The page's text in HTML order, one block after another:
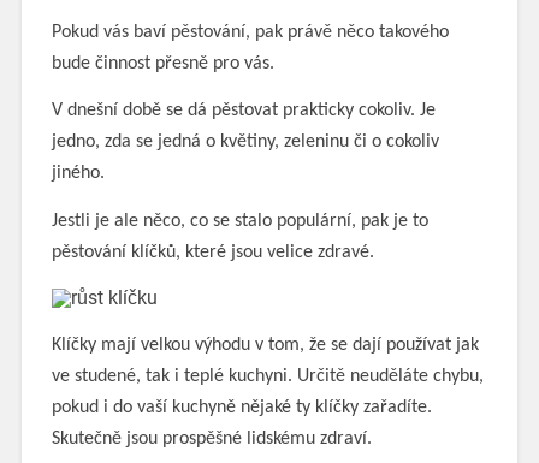
Pokud vás baví pěstování, pak právě něco takového
bude činnost přesně pro vás.
V dnešní době se dá pěstovat prakticky cokoliv. Je
jedno, zda se jedná o květiny, zeleninu či o cokoliv
jiného.
Jestli je ale něco, co se stalo populární, pak je to
pěstování klíčků, které jsou velice zdravé.
Klíčky mají velkou výhodu v tom, že se dají používat jak
ve studené, tak i teplé kuchyni. Určitě neuděláte chybu,
pokud i do vaší kuchyně nějaké ty klíčky zařadíte.
Skutečně jsou prospěšné lidskému zdraví.